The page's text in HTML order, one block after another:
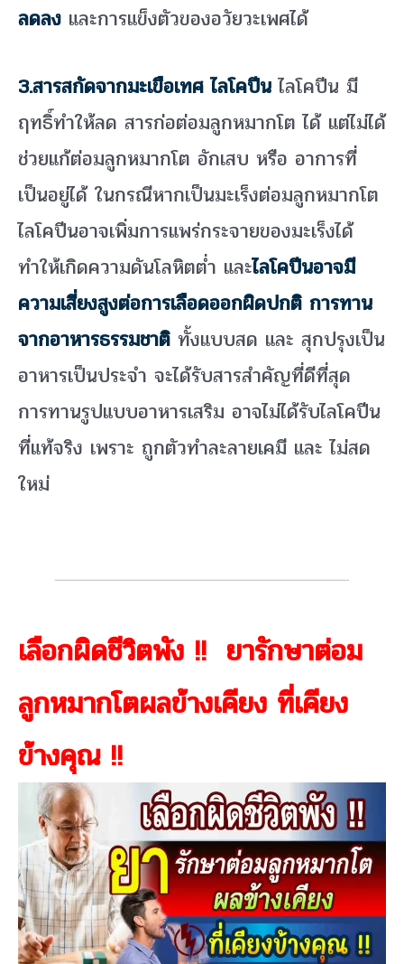
ลดลง และการแข็งตัวของอวัยวะเพศได้
3.สารสกัดจากมะเขือเทศ ไลโคปีนไลโคปีน มี
ฤทธิ์ทำให้ลด สารก่อต่อมลูกหมากโต ได้ แต่ไม่ได้
ช่วยแก้ต่อมลูกหมากโต อักเสบ หรือ อาการที่
เป็นอยู่ได้ ในกรณีหากเป็นมะเร็งต่อมลูกหมากโต
ไลโคปีนอาจเพิ่มการแพร่กระจายของมะเร็งได้
ทำให้เกิดความดันโลหิตต่ำ และไลโคปีนอาจมี
ความเสี่ยงสูงต่อการเลือดออกผิดปกติ การทาน
จากอาหารธรรมชาติ ทั้งแบบสด และ สุกปรุงเป็น
อาหารเป็นประจำ จะได้รับสารสำคัญที่ดีที่สุด
การทานรูปแบบอาหารเสริม อาจไม่ได้รับไลโคปีน
ที่แท้จริง เพราะ ถูกตัวทำละลายเคมี และ ไม่สด
ใหม่
เลือกผิดชีวิตพัง !! ยารักษาต่อม
ลูกหมากโตผลข้างเคียง ที่เคียง
ข้างคุณ !!